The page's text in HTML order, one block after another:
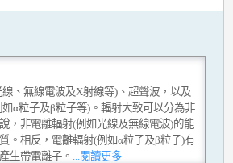
、無線電波及X射線等)、超聲波，以及
α粒子及β粒子等)。輻射大致可以分為非
，非電離輻射(例如光線及無線電波)的能
。相反，電離輻射(例如α粒子及β粒子)有
生帶電離子。
...閱讀更多